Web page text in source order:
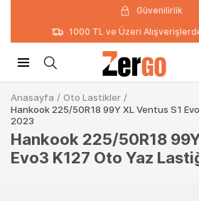
Güvenilirlik
1000 TL ve Üzeri
Anasayfa / Oto Lastikler /
Hankook 225/50R18 99Y XL Ventus S1
2023
Hankook 225/50R18
Evo3 K127 Oto Yaz